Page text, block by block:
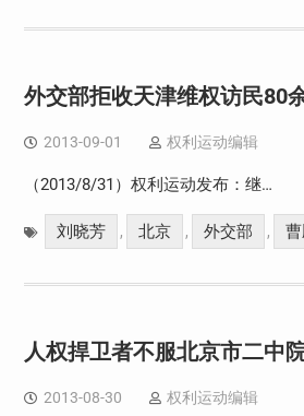
外交部拒收天津维权访民80
2013-09-01 权利运动编辑
（2013/8/31）权利运动发布：继…
刘晓芳 , 北京 , 外交部 , 曹
人权捍卫者不服北京市二中
2013-08-30 权利运动编辑